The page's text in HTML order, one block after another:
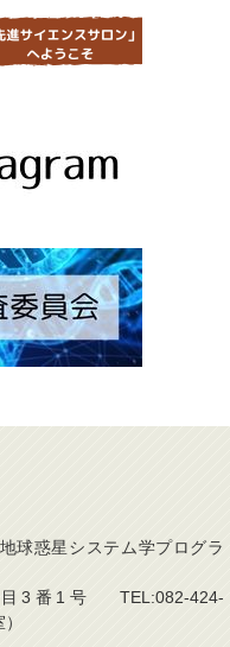
球惑星システム学プログラ
3番1号 TEL:082-424-